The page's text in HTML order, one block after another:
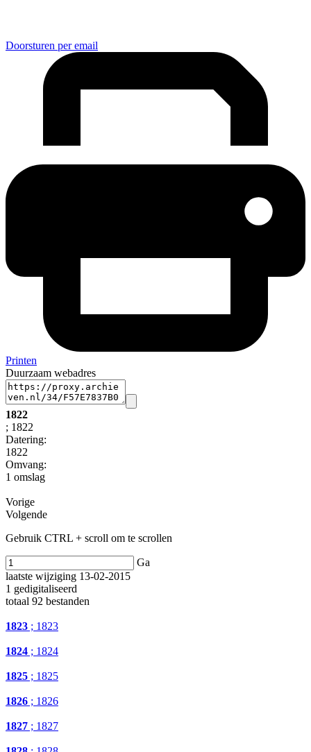
Doorsturen per email
Printen
Duurzaam webadres
1822
; 1822
Datering:
1822
Omvang:
1 omslag
Vorige
Volgende
Gebruik CTRL + scroll om te scrollen
Ga
laatste wijziging 13-02-2015
1 gedigitaliseerd
totaal 92 bestanden
1823 ; 1823
1824 ; 1824
1825 ; 1825
1826 ; 1826
1827 ; 1827